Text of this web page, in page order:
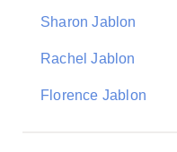
Sharon Jablon
Rachel Jablon
Florence Jablon